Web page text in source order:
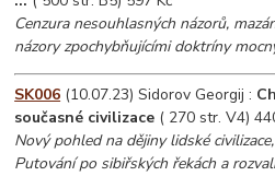
Cenzura nesouhlasných názorů,
názory zpochybňujícími doktríny
SK006 (10.07.23) Sidorov Georgij :
současné civilizace ( 270 str. V4)
Nový pohled na dějiny lidské
Putování po sibiřských řekách a